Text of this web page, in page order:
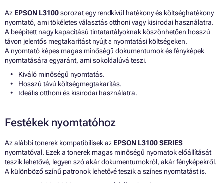
Az EPSON L3100sorozat egy rendkívül hatékony és költséghatékony
nyomtató, ami tökéletes választás otthoni vagy kisirodai használatra.
A beépített nagy kapacitású tintatartályoknak köszönhetően hosszú
távon jelentős megtakarítást nyújt a nyomtatási költségeken.
A nyomtató képes magas minőségű dokumentumok és fényképek
nyomtatására egyaránt, ami sokoldalúvá teszi.
Kiváló minőségű nyomtatás.
Hosszú távú költségmegtakarítás.
Ideális otthoni és kisirodai használatra.
Festékek nyomtatóhoz
Az alábbi tonerek kompatibilisek az EPSON L3100 SERIES
nyomtatóval. Ezek a tonerek magas minőségű nyomatok előállítását
teszik lehetővé, legyen szó akár dokumentumokról, akár fényképekről.
A különböző színű patronok lehetővé teszik a színes nyomtatást is.